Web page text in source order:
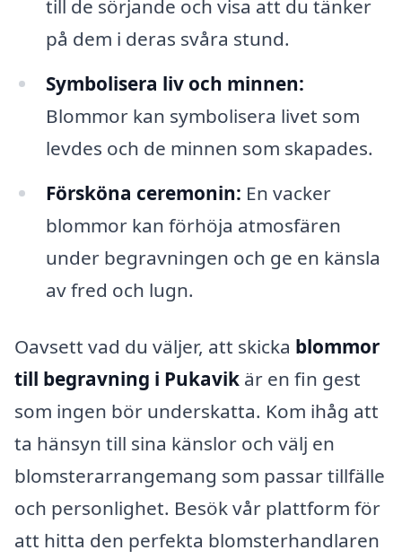
till de sörjande och visa att du tänker
på dem i deras svåra stund.
Symbolisera liv och minnen:
Blommor kan symbolisera livet som
levdes och de minnen som skapades.
Försköna ceremonin: En vacker
blommor kan förhöja atmosfären
under begravningen och ge en känsla
av fred och lugn.
Oavsett vad du väljer, att skicka blommor
till begravning i Pukavik är en fin gest
som ingen bör underskatta. Kom ihåg att
ta hänsyn till sina känslor och välj en
blomsterarrangemang som passar tillfälle
och personlighet. Besök vår plattform för
att hitta den perfekta blomsterhandlaren